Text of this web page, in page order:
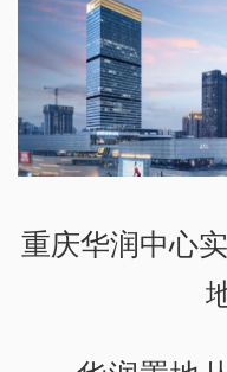
重庆华润中心